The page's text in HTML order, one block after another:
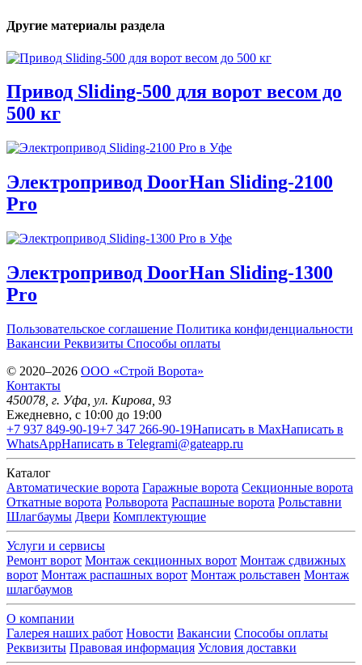
Другие материалы раздела
Привод Sliding-500 для ворот весом до
500 кг
Электропривод DoorHan Sliding-2100
Pro
Электропривод DoorHan Sliding-1300
Pro
Пользовательское соглашение Политика конфиденциальности
Вакансии Реквизиты Способы оплаты
© 2020–2026 OOO «Строй Ворота»
Контакты
450078 , г. Уфа ул. Кирова, 93
Ежедневно, с 10:00 до 19:00
+7 937 849-90-19+7 347 266-90-19Написать в MaxНаписать в
WhatsAppНаписать в Telegrami@gateapp.ru
Каталог
Автоматические ворота Гаражные ворота Секционные ворота
Откатные ворота Рольворота Распашные ворота Рольставни
Шлагбаумы Двери Комплектующие
Услуги и сервисы
Ремонт ворот Монтаж секционных ворот Монтаж сдвижных
ворот Монтаж распашных ворот Монтаж рольставен Монтаж
шлагбаумов
О компании
Галерея наших работ Новости Вакансии Способы оплаты
Реквизиты Правовая информация Условия доставки